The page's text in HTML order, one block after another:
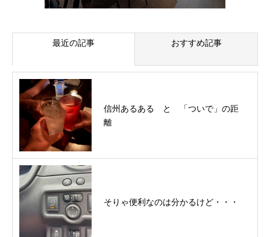
最近の記事 おすすめ記事
信州あるある と 「ついで」の距
離
そりゃ便利なのは分かるけど・・・